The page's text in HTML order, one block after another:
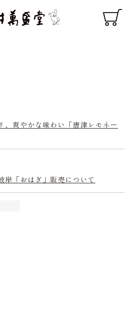
、爽やかな味わい「唐津レモネー
岸「おはぎ」販売について